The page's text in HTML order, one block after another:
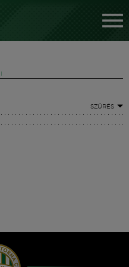
SZŰRÉS